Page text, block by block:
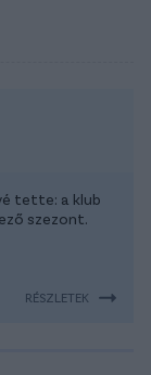
tette: a klub
szezont.
RÉSZLETEK